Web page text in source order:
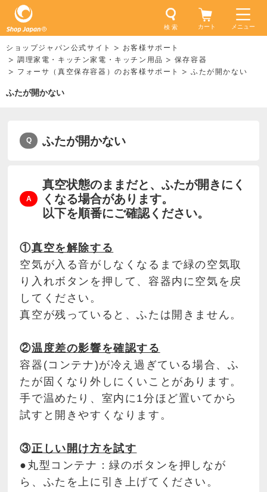
メニュー
検 索 カート
ショップジャパン公式サイト
お客様サポート
調理家電・キッチン家電・キッチン用品
保存容器
フォーサ（真空保存容器）のお客様サポート
ふたが開かない
ふたが開かない
ふたが開かない
真空状態のままだと、ふたが開きにく
くなる場合があります。
以下を順番にご確認ください。
①真空を解除する
空気が入る音がしなくなるまで緑の空気取
り入れボタンを押して、容器内に空気を戻
してください。
真空が残っていると、ふたは開きません。
②温度差の影響を確認する
容器(コンテナ)が冷え過ぎている場合、ふ
たが固くなり外しにくいことがあります。
手で温めたり、室内に1分ほど置いてから
試すと開きやすくなります。
③正しい開け方を試す
●丸型コンテナ：緑のボタンを押しなが
ら、ふたを上に引き上げてください。